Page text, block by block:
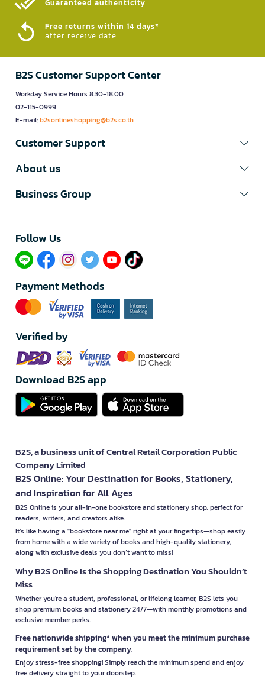
Guaranteed authenticity​
Free returns within 14 days*
after receive date
B2S Customer Support Center
Workday Service Hours 8.30-18.00
02-115-0999
E-mail:b2sonlineshopping@b2s.co.th
Customer Support
About us
Business Group
Follow Us​
Payment Methods
Verified by
Download B2S app
B2S, a business unit of Central Retail Corporation Public
Company Limited
B2S Online: Your Destination for Books, Stationery,
and Inspiration for All Ages
B2S Online is your all-in-one bookstore and stationery shop, perfect for
readers, writers, and creators alike.
It’s like having a "bookstore near me" right at your fingertips—shop easily
from home with a wide variety of books and high-quality stationery,
along with exclusive deals you don’t want to miss!
Why B2S Online Is the Shopping Destination You Shouldn’t
Miss
Whether you're a student, professional, or lifelong learner, B2S lets you
shop premium books and stationery 24/7—with monthly promotions and
exclusive member perks.
Free nationwide shipping* when you meet the minimum purchase
requirement set by the company.
Enjoy stress-free shopping! Simply reach the minimum spend and enjoy
free delivery straight to your doorstep.